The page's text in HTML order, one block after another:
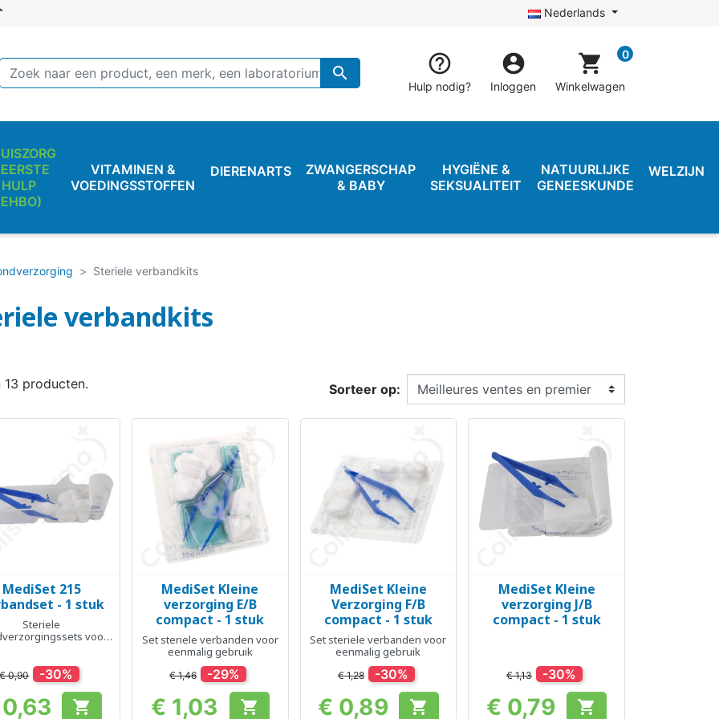
Nederlands
 
Hulp nodig?

Inloggen
shopping_cart 0
Winkelwagen
HULP
VITAMINEN &
VOEDINGSSTOFFEN
DIERENARTS
ZWANGERSCHAP
& BABY
HYGIËNE &
SEKSUALITEIT
NATUURLIJKE
GENEESKUNDE
WELZIJN
Steriele verbandkits
verbandkits
13 producten. Sorteer op:
Snel bekijken
MediSet 215
- 1 stuk
Steriele
voor
€ 0,90 -30%
Prijs 
Snel bekijken
MediSet Kleine
verzorging E/B
compact - 1 stuk
Set steriele verbanden voor
eenmalig gebruik
€ 1,46 -29%
Prijs
€ 1,03 
Snel bekijken
MediSet Kleine
Verzorging F/B
compact - 1 stuk
Set steriele verbanden voor
eenmalig gebruik
€ 1,28 -30%
Prijs
€ 0,89 
Snel bekijken
MediSet Kleine
verzorging J/B
compact - 1 stuk
€ 1,13 -30%
Prijs
€ 0,79 